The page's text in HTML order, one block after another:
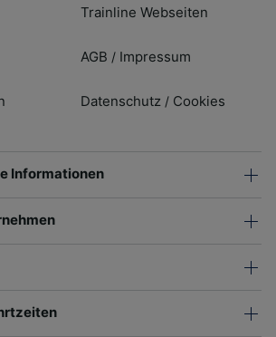
Trainline Webseiten
AGB / Impressum
Datenschutz / Cookies
Informationen